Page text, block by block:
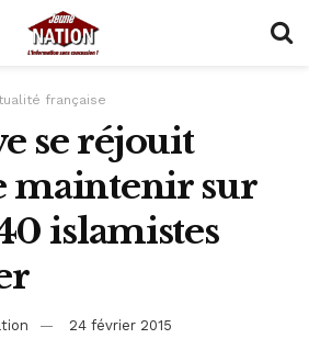
française
se réjouit
maintenir sur
islamistes
24 février 2015